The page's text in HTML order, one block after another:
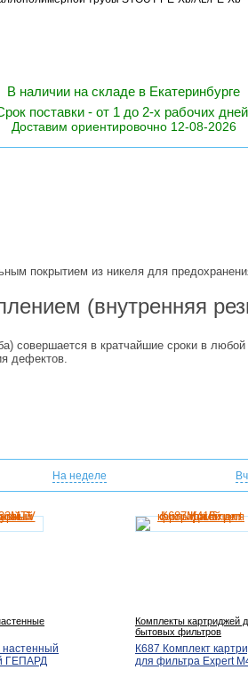
В наличии на складе в Екатеринбурге
поставки - от 1 до 2-х рабочих
Доставим ориентировочно 12-08-2026
покрытием из никеля для
(внутренняя
совершается в кратчайшие сроки в
дефектов.
На неделе
настенный
ГЕПАРД
Комплекты картриджей
бытовых фильтров
К687 Комплект
для фильтра Expert